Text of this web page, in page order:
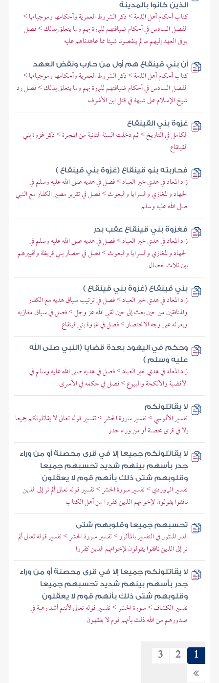
الذين كانوا بالمدينة
كتاب أحكام أهل الذمة > ذكر الشروط العمرية وأحكامها وموجباتها >
الفصل السادس في أحكام ضيافتهم للمارة بهم وما يتعلق بذلك > فصل
يوفى العهد إليهم ما لم ينقصونا شيئا مما عاهدناهم عليه
أن بني قينقاع هم أول من حارب ونقض العهد
كتاب أحكام أهل الذمة > ذكر الشروط العمرية وأحكامها وموجباتها >
الفصل السادس في أحكام ضيافتهم للمارة بهم وما يتعلق بذلك > فصل رد
شيخ الإسلام على شبهة في قتل ابن الأشرف
غزوة بني القينقاع
الكامل في التاريخ > ثم دخلت السنة الثانية من الهجرة > ذكر غزوة بني
القينقاع
فحاربته بنو قينقاع (غزوة بني قينقاع )
زاد المعاد في هدي خير العباد > فصل في هديه صلى الله عليه وسلم في
الجهاد والمغازي والسرايا والبعوث > فصل في تقرير مصير الكفار مع النبي
صلى الله عليه وسلم
فغزوة بني قينقاع عقب بدر
زاد المعاد في هدي خير العباد > فصل في هديه صلى الله عليه وسلم في
الجهاد والمغازي والسرايا والبعوث > فصل في حصار بني قريظة وتخييرهم
بين ثلاث خصال
بني قينقاع (غزوة بني قينقاع )
زاد المعاد في هدي خير العباد > فصل في ترتيب سياق هديه مع الكفار
والمنافقين من حين بعث إلى حين لقي الله عز وجل > فصل في سياق مغازيه
وبعوثه على وجه الاختصار > فصل في غزوة بني قينقاع
وحكم في اليهود بعدة قضايا (النبي صلى الله
عليه وسلم )
زاد المعاد في هدي خير العباد > فصل في هديه صلى الله عليه وسلم في
الأقضية والأنكحة والبيوع > فصل في حكمه في الأسرى
لا يقاتلونكم
تفسير الألوسي > تفسير سورة الحشر > تفسير قوله تعالى لا يقاتلونكم جميعا
إلا في قرى محصنة أو من وراء جدر
لا يقاتلونكم جميعا إلا في قرى محصنة أو من وراء
جدر بأسهم بينهم شديد تحسبهم جميعا
وقلوبهم شتى ذلك بأنهم قوم لا يعقلون
تفسير الماوردي > تفسير سورة الحشر > تفسير قوله تعالى ألم تر إلى الذين
نافقوا يقولون لإخوانهم الذين كفروا من أهل الكتاب
تحسبهم جميعا وقلوبهم شتى
الدر المنثور في التفسير بالمأثور > تفسير سورة الحشر > تفسير قوله تعالى ألم
تر إلى الذين نافقوا يقولون لإخوانهم الذين كفروا
لا يقاتلونكم جميعا إلا في قرى محصنة أو من وراء
جدر بأسهم بينهم شديد تحسبهم جميعا
وقلوبهم شتى ذلك بأنهم قوم لا يعقلون
تفسير الكشاف > سورة الحشر > تفسير قوله تعالى لأنتم أشد رهبة في
صدورهم من الله ذلك بأنهم قوم لا يفقهون
1
2
3